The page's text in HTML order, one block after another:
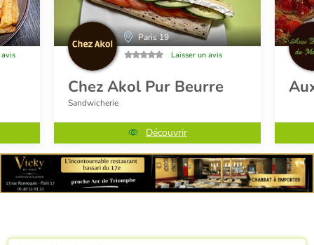
avis
Paris 19
Laisser un avis
Chez Akol Pur Beurre
Sandwicherie
Découvrir